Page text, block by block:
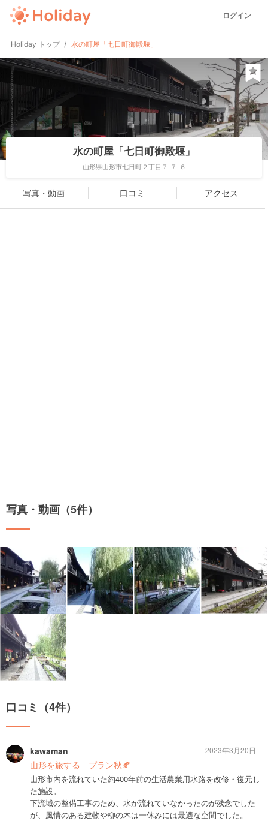
ログイン
Holiday トップ 水の町屋「七日町御殿堰」
水の町屋「七日町御殿堰」
山形県山形市七日町２丁目７-７-６
写真・動画 口コミ アクセス
写真・動画（5件）
口コミ（4件）
kawaman
山形を旅する プラン秋🍂
山形市内を流れていた約400年前の生活農業用水路を改修・復元し
た施設。
下流域の整備工事のため、水が流れていなかったのが残念でした
が、風情のある建物や柳の木は一休みには最適な空間でした。
2023年3月20日